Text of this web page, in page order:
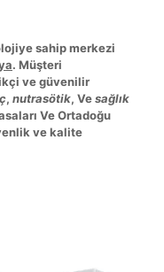
sahip merkezi
. Müşteri
ve güvenilir
, nutrasötik, Vesağlık
VeOrtadoğu
ve kalite